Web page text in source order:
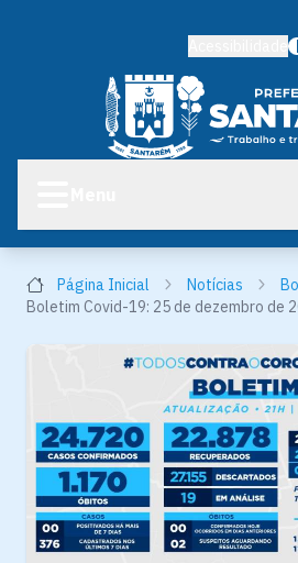
Página Inicial Notícias
Boletim Covid-19: 25 de dezembro de